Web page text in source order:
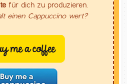
für dich zu produzieren.
einen Cappuccino wert?